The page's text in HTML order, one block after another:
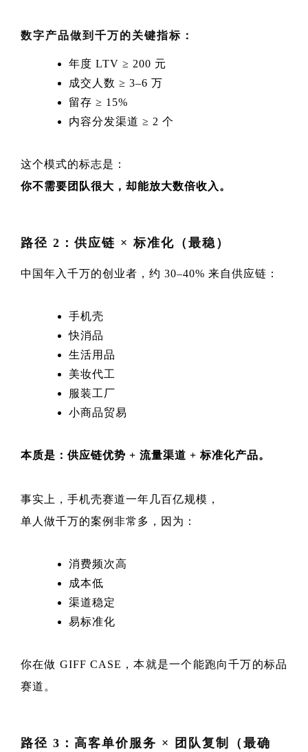
数字产品做到千万的关键指标：
年度 LTV ≥ 200 元
成交人数 ≥ 3–6 万
留存 ≥ 15%
内容分发渠道 ≥ 2 个
这个模式的标志是：
你不需要团队很大，却能放大数倍收入。
路径 2：供应链 × 标准化（最稳）
中国年入千万的创业者，约 30–40% 来自供应链：
手机壳
快消品
生活用品
美妆代工
服装工厂
小商品贸易
本质是：供应链优势 + 流量渠道 + 标准化产品。
事实上，手机壳赛道一年几百亿规模，
单人做千万的案例非常多，因为：
消费频次高
成本低
渠道稳定
易标准化
你在做 GIFF CASE，本就是一个能跑向千万的标品
赛道。
路径 3：高客单价服务 × 团队复制（最确